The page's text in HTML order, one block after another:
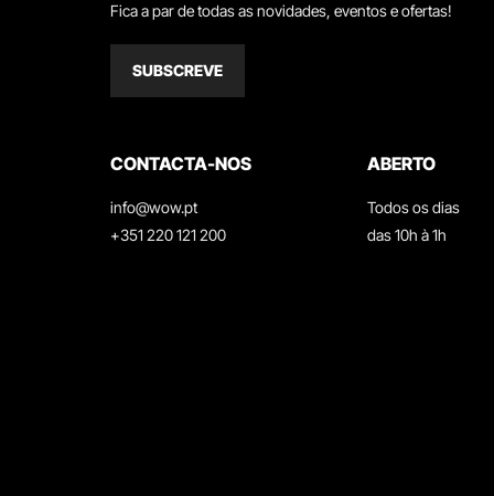
Fica a par de todas as novidades, eventos e ofertas!
SUBSCREVE
CONTACTA-NOS
info@wow.pt
+351 220 121 200
ABERTO
Todos os dias
das 10h à 1h